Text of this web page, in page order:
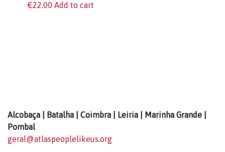
€22.00 Add to cart
Alcobaça | Batalha | Coimbra | Leiria | Marinha Grande |
Pombal
geral@atlaspeoplelikeus.org